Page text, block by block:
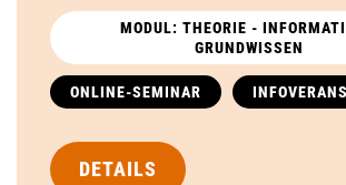
MODUL: THEORIE -
GRUNDWISSEN
ONLINE-SEMINAR
DETAILS